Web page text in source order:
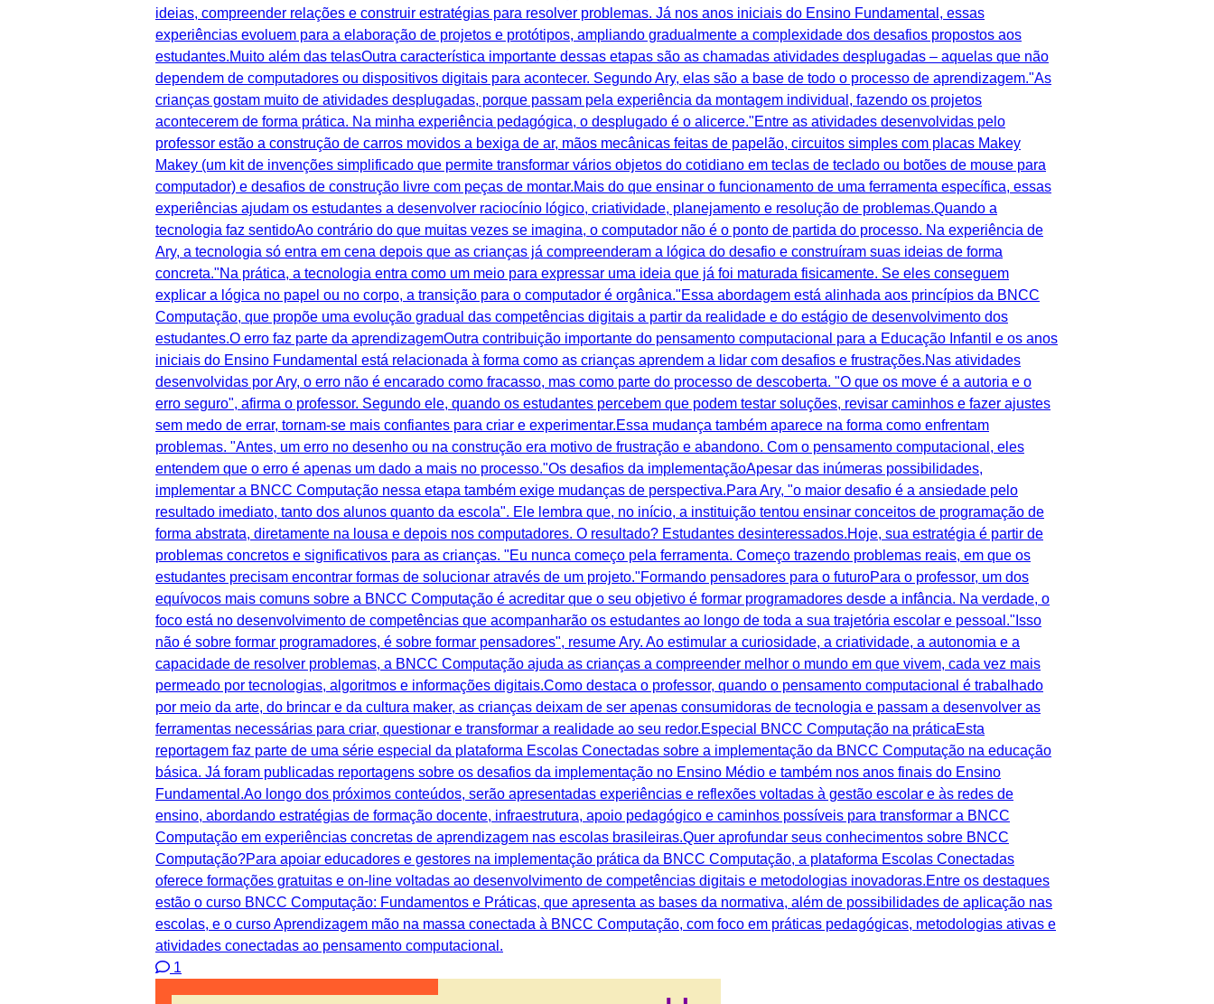
ideias, compreender relações e construir estratégias para resolver problemas. Já nos anos iniciais do Ensino Fundamental, essas
experiências evoluem para a elaboração de projetos e protótipos, ampliando gradualmente a complexidade dos desafios propostos aos
estudantes.Muito além das telasOutra característica importante dessas etapas são as chamadas atividades desplugadas – aquelas que não
dependem de computadores ou dispositivos digitais para acontecer. Segundo Ary, elas são a base de todo o processo de aprendizagem."As
crianças gostam muito de atividades desplugadas, porque passam pela experiência da montagem individual, fazendo os projetos
acontecerem de forma prática. Na minha experiência pedagógica, o desplugado é o alicerce."Entre as atividades desenvolvidas pelo
professor estão a construção de carros movidos a bexiga de ar, mãos mecânicas feitas de papelão, circuitos simples com placas Makey
Makey (um kit de invenções simplificado que permite transformar vários objetos do cotidiano em teclas de teclado ou botões de mouse para
computador) e desafios de construção livre com peças de montar.Mais do que ensinar o funcionamento de uma ferramenta específica, essas
experiências ajudam os estudantes a desenvolver raciocínio lógico, criatividade, planejamento e resolução de problemas.Quando a
tecnologia faz sentidoAo contrário do que muitas vezes se imagina, o computador não é o ponto de partida do processo. Na experiência de
Ary, a tecnologia só entra em cena depois que as crianças já compreenderam a lógica do desafio e construíram suas ideias de forma
concreta."Na prática, a tecnologia entra como um meio para expressar uma ideia que já foi maturada fisicamente. Se eles conseguem
explicar a lógica no papel ou no corpo, a transição para o computador é orgânica."Essa abordagem está alinhada aos princípios da BNCC
Computação, que propõe uma evolução gradual das competências digitais a partir da realidade e do estágio de desenvolvimento dos
estudantes.O erro faz parte da aprendizagemOutra contribuição importante do pensamento computacional para a Educação Infantil e os anos
iniciais do Ensino Fundamental está relacionada à forma como as crianças aprendem a lidar com desafios e frustrações.Nas atividades
desenvolvidas por Ary, o erro não é encarado como fracasso, mas como parte do processo de descoberta. "O que os move é a autoria e o
erro seguro", afirma o professor. Segundo ele, quando os estudantes percebem que podem testar soluções, revisar caminhos e fazer ajustes
sem medo de errar, tornam-se mais confiantes para criar e experimentar.Essa mudança também aparece na forma como enfrentam
problemas. "Antes, um erro no desenho ou na construção era motivo de frustração e abandono. Com o pensamento computacional, eles
entendem que o erro é apenas um dado a mais no processo."Os desafios da implementaçãoApesar das inúmeras possibilidades,
implementar a BNCC Computação nessa etapa também exige mudanças de perspectiva.Para Ary, "o maior desafio é a ansiedade pelo
resultado imediato, tanto dos alunos quanto da escola". Ele lembra que, no início, a instituição tentou ensinar conceitos de programação de
forma abstrata, diretamente na lousa e depois nos computadores. O resultado? Estudantes desinteressados.Hoje, sua estratégia é partir de
problemas concretos e significativos para as crianças. "Eu nunca começo pela ferramenta. Começo trazendo problemas reais, em que os
estudantes precisam encontrar formas de solucionar através de um projeto."Formando pensadores para o futuroPara o professor, um dos
equívocos mais comuns sobre a BNCC Computação é acreditar que o seu objetivo é formar programadores desde a infância. Na verdade, o
foco está no desenvolvimento de competências que acompanharão os estudantes ao longo de toda a sua trajetória escolar e pessoal."Isso
não é sobre formar programadores, é sobre formar pensadores", resume Ary. Ao estimular a curiosidade, a criatividade, a autonomia e a
capacidade de resolver problemas, a BNCC Computação ajuda as crianças a compreender melhor o mundo em que vivem, cada vez mais
permeado por tecnologias, algoritmos e informações digitais.Como destaca o professor, quando o pensamento computacional é trabalhado
por meio da arte, do brincar e da cultura maker, as crianças deixam de ser apenas consumidoras de tecnologia e passam a desenvolver as
ferramentas necessárias para criar, questionar e transformar a realidade ao seu redor.Especial BNCC Computação na práticaEsta
reportagem faz parte de uma série especial da plataforma Escolas Conectadas sobre a implementação da BNCC Computação na educação
básica. Já foram publicadas reportagens sobre os desafios da implementação no Ensino Médio e também nos anos finais do Ensino
Fundamental.Ao longo dos próximos conteúdos, serão apresentadas experiências e reflexões voltadas à gestão escolar e às redes de
ensino, abordando estratégias de formação docente, infraestrutura, apoio pedagógico e caminhos possíveis para transformar a BNCC
Computação em experiências concretas de aprendizagem nas escolas brasileiras.Quer aprofundar seus conhecimentos sobre BNCC
Computação?Para apoiar educadores e gestores na implementação prática da BNCC Computação, a plataforma Escolas Conectadas
oferece formações gratuitas e on-line voltadas ao desenvolvimento de competências digitais e metodologias inovadoras.Entre os destaques
estão o curso BNCC Computação: Fundamentos e Práticas, que apresenta as bases da normativa, além de possibilidades de aplicação nas
escolas, e o curso Aprendizagem mão na massa conectada à BNCC Computação, com foco em práticas pedagógicas, metodologias ativas e
atividades conectadas ao pensamento computacional.
1